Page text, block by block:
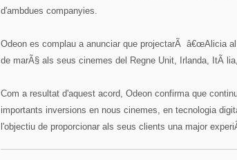
d'ambdues companyies.
Odeon es complau a anunciar que projectarÃ â€œAlicia
de marÃ§ als seus cinemes del Regne Unit, Irlanda, ItÃ
Com a resultat d'aquest acord, Odeon confirma que
importants inversions en nous cinemes, en tecnologia
l'objectiu de proporcionar als seus clients una major